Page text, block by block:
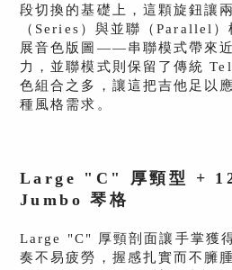
段切換的基礎上，這顆旋鈕讓
（Series）與並聯（Parallel
展音色版圖——串聯模式帶來
力，並聯模式則保留了傳統
色組合之多，讓這把吉他足以
種風格需求。
Large "C" 厚頸型 +
Jumbo 琴格
Large "C" 厚頸剖面讓手掌獲
奏不易疲勞，握感扎實而不臃